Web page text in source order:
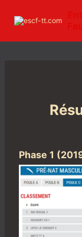
contenu
Phase 1